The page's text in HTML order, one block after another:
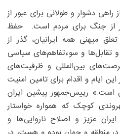
راهی دشوار و طولانی برای عبور از
از جنگ برای مردم است. حفظ
میهنی همه ایرانیان، گذر از
تقابل‌ها و سوءتفاهم‌های سیاسی
بین‌المللی و ظرفیت‌های
ایام و اقدام برای تامین امنیت
است.» رییس‌جمهور پیشین ایران
کوچک که همواره خواستار
عزیز و اصلاح ناروایی‌ها و